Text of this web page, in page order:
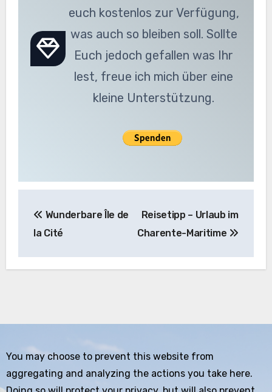
euch kostenlos zur Verfügung,
was auch so bleiben soll. Sollte
Euch jedoch gefallen was Ihr
lest, freue ich mich über eine
kleine Unterstützung.
Wunderbare Île de
la Cité
Reisetipp – Urlaub im
Charente-Maritime
You may choose to prevent this website from
aggregating and analyzing the actions you take here.